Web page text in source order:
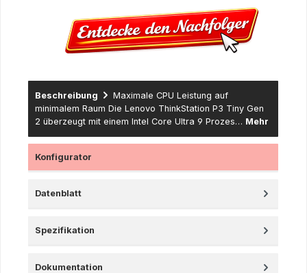
Beschreibung
Maximale CPU Leistung auf
minimalem Raum Die Lenovo ThinkStation P3 Tiny Gen
2 überzeugt mit einem Intel Core Ultra 9 Prozes… Mehr
Konfigurator
Datenblatt
Spezifikation
Dokumentation